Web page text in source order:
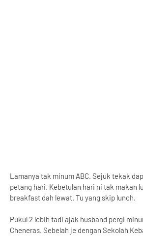
Lamanya tak minum ABC. Sejuk tekak
petang hari. Kebetulan hari ni tak makan
breakfast dah lewat. Tu yang skip lunch.
Pukul 2 lebih tadi ajak husband pergi
Cheneras. Sebelah je dengan Sekolah